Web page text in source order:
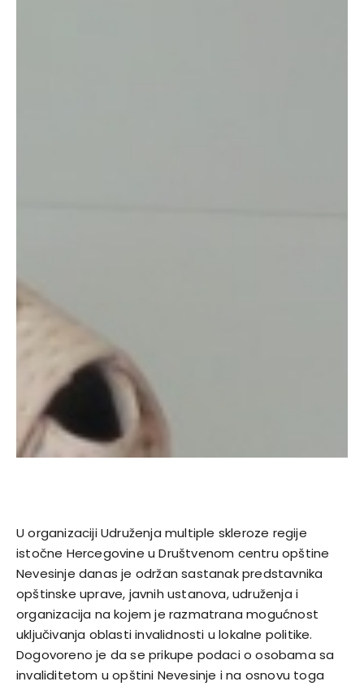
U organizaciji Udruženja multiple skleroze regije
istočne Hercegovine u Društvenom centru opštine
Nevesinje danas je održan sastanak predstavnika
opštinske uprave, javnih ustanova, udruženja i
organizacija na kojem je razmatrana mogućnost
uključivanja oblasti invalidnosti u lokalne politike.
Dogovoreno je da se prikupe podaci o osobama sa
invaliditetom u opštini Nevesinje i na osnovu toga